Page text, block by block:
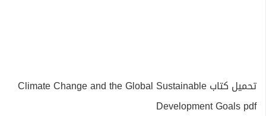
تحميل كتاب Climate Change and the Global Sustainable
Development Goals pdf